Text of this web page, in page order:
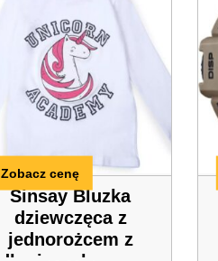
Sinsay Bluzka
dziewczęca z
jednorożcem z
Zobacz cenę